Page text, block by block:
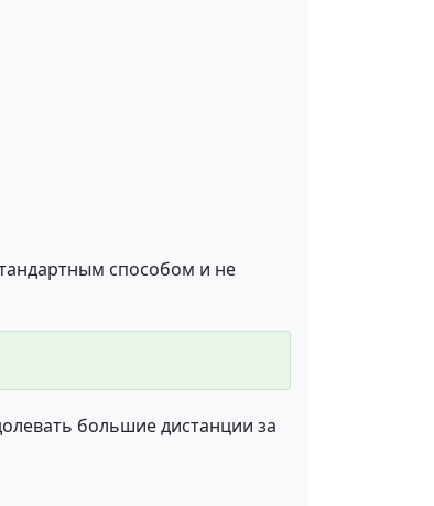
способом и не
большие дистанции за